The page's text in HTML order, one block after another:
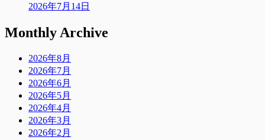
2026年7月14日
Monthly Archive
2026年8月
2026年7月
2026年6月
2026年5月
2026年4月
2026年3月
2026年2月